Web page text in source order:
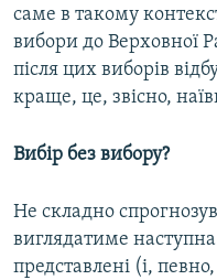
саме в такому
вибори до Верховної
після цих виборів
краще, це, звісно,
Вибір без вибору?
Не складно
виглядатиме
представлені (і,